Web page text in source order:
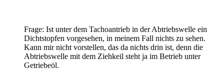
Frage: Ist unter dem Tachoantrieb in der Abtriebswelle ein
Dichtstopfen vorgesehen, in meinem Fall nichts zu sehen.
Kann mir nicht vorstellen, das da nichts drin ist, denn die
Abtriebswelle mit dem Ziehkeil steht ja im Betrieb unter
Getriebeöl.